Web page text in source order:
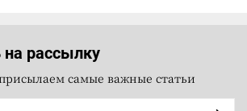
рассылку
самые важные статьи